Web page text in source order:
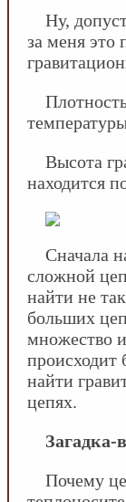
Ну,
за меня это
Высота
находится
Сначала
сложной
найти не
больших
множество
происходит
найти
цепях.
Загадка-
Почему